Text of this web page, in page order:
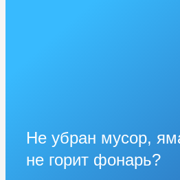
Не убран мусор,
не горит фонарь?